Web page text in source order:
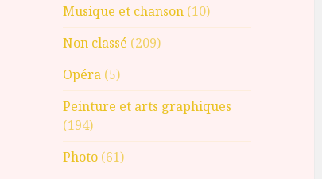
Musique et chanson (10)
Non classé (209)
Opéra (5)
Peinture et arts graphiques
(194)
Photo (61)